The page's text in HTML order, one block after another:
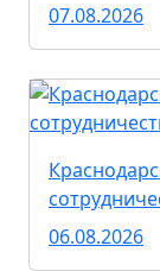
07.08.2026
06.08.2026